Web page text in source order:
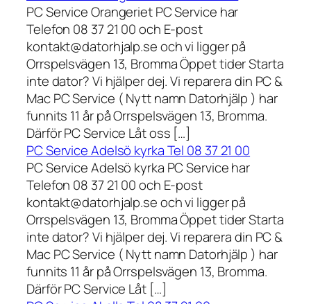
PC Service Orangeriet PC Service har
Telefon 08 37 21 00 och E-post
kontakt@datorhjalp.se och vi ligger på
Orrspelsvägen 13, Bromma Öppet tider Starta
inte dator? Vi hjälper dej. Vi reparera din PC &
Mac PC Service ( Nytt namn Datorhjälp ) har
funnits 11 år på Orrspelsvägen 13, Bromma.
Därför PC Service Låt oss […]
PC Service Adelsö kyrka Tel 08 37 21 00
PC Service Adelsö kyrka PC Service har
Telefon 08 37 21 00 och E-post
kontakt@datorhjalp.se och vi ligger på
Orrspelsvägen 13, Bromma Öppet tider Starta
inte dator? Vi hjälper dej. Vi reparera din PC &
Mac PC Service ( Nytt namn Datorhjälp ) har
funnits 11 år på Orrspelsvägen 13, Bromma.
Därför PC Service Låt […]